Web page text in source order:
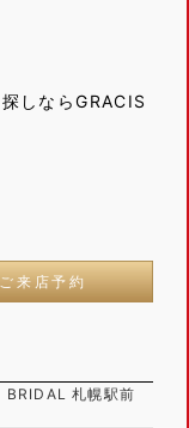
しならGRACIS
ご来店予約
札幌駅前